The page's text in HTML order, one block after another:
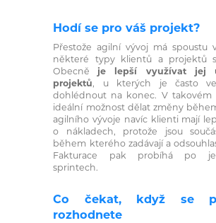
Hodí se pro váš projekt?
Přestože agilní vývoj má spoustu
některé typy klientů a projektů
Obecně je lepší využívat jej
projektů, u kterých je často
dohlédnout na konec. V takovém
ideální možnost dělat změny
agilního vývoje navíc klienti mají
o nákladech, protože jsou
během kterého zadávají a
Fakturace pak probíhá po
sprintech.
Co čekat, když se
rozhodnete